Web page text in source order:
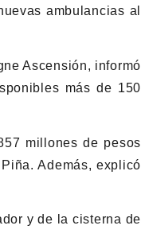
ambulancias al
Ascensión, informó
más de 150
millones de pesos
Además, explicó
y de la cisterna de